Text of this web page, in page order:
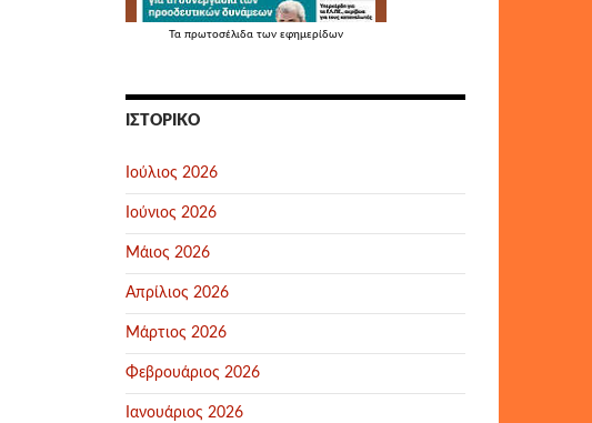
Τα πρωτοσέλιδα των εφημερίδων
ΙΣΤΟΡΙΚΌ
Ιούλιος 2026
Ιούνιος 2026
Μάιος 2026
Απρίλιος 2026
Μάρτιος 2026
Φεβρουάριος 2026
Ιανουάριος 2026